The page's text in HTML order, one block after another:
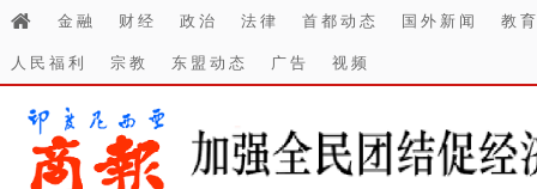
金融 财经 政治 法律 首都动态 国外新闻
教
人民福利
宗教 东盟动态 广告 视频